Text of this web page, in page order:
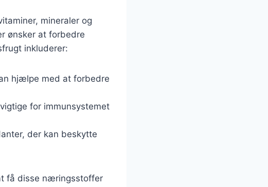
mineraler og
ønsker at forbedre
inkluderer:
hjælpe med at forbedre
for immunsystemet
der kan beskytte
få disse næringsstoffer